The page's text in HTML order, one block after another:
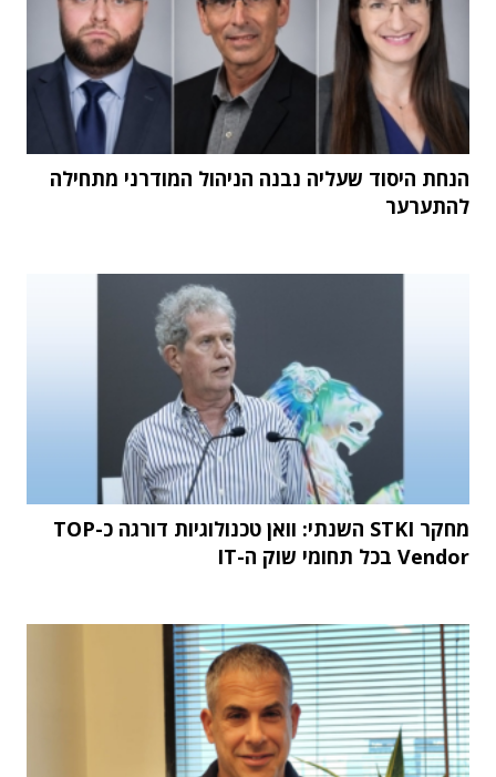
הנחת היסוד שעליה נבנה הניהול המודרני מתחילה
להתערער
מחקר STKI השנתי: וואן טכנולוגיות דורגה כ-TOP
Vendor בכל תחומי שוק ה-IT